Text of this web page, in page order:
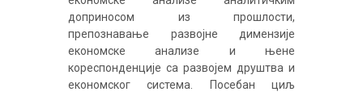
доприносом из прошлости,
препознавање развојне димензије
економске анализе и њене
кореспонденције са развојем друштва и
економског система. Посебан циљ